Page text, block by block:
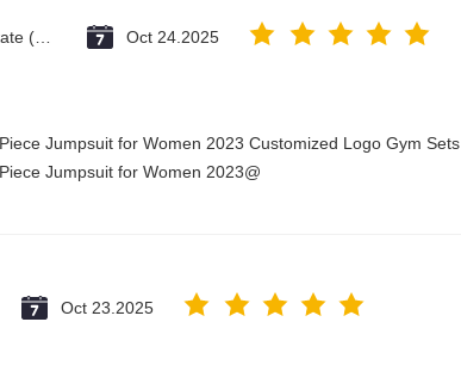
Oct 24.2025
Jumpsuit for Women 2023 Customized Logo Gym Sets
Jumpsuit for Women 2023@
Oct 23.2025